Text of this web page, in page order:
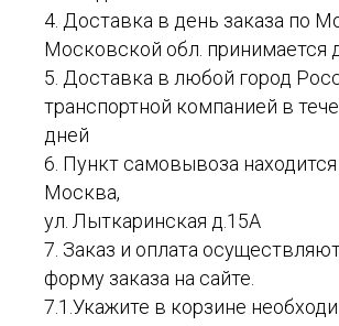
4. Доставка в день заказа по
Московской обл. принимается
5. Доставка в любой город
транспортной компанией в
дней
6. Пункт самовывоза находится
Москва,
ул. Лыткаринская д.15А
7. Заказ и оплата
форму заказа на сайте.
7.1.Укажите в корзине